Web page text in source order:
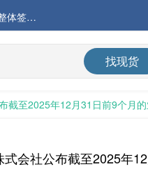
告
找现货
截至2025年12月31日前9个月
式会社公布截至2025年